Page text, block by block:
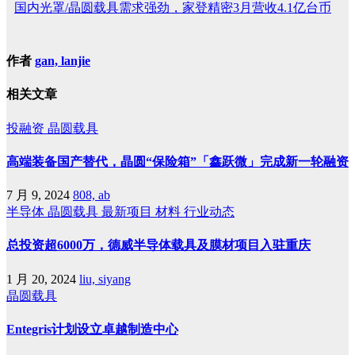
国内光罩/晶圆载具需求强劲，家登精密3月营收4.1亿台币
作者 gan, lanjie
相关文章
投融资 晶圆载具
高端装备国产替代，晶圆“保险箱”「鑫跃微」完成新一轮融资
7 月 9, 2024 808, ab
半导体 晶圆载具 最新项目 材料 行业动态
总投资超6000万，德威半导体载具及膜材项目入驻重庆
1 月 20, 2024 liu, siyang
晶圆载具
Entegris计划设立卓越制造中心